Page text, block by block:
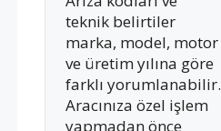
teknik belirtiler
marka, model, motor
ve üretim yılına göre
farklı yorumlanabilir.
Aracınıza özel işlem
yapmadan önce